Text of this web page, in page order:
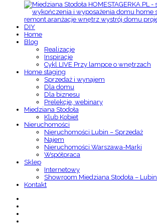
Home
Blog
Realizacje
Inspiracje
Cykl LIVE Przy lampce o wnętrzach
Home staging
Sprzedaż i wynajem
Dla domu
Dla biznesu
Prelekcje, webinary
Miedziana Stodoła
Klub Kobiet
Nieruchomości
Nieruchomości Lubin – Sprzedaż
Najem
Nieruchomości Warszawa-Marki
Współpraca
Sklep
Internetowy
Showroom Miedziana Stodoła – Lubin
Kontakt